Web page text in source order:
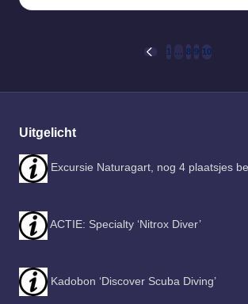
paginering
PREVIOUS
1 … 8 9 10
Uitgelicht
Excursie Naturagart, nog 4 plaatsjes
ACTIE: Specialty ‘Nitrox Diver’
Kadobon ‘Discover Scuba Diving’